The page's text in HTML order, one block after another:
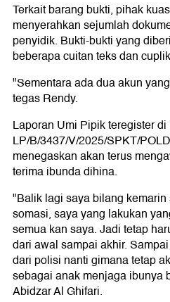
Terkait barang bukti, pihak
menyerahkan sejumlah
penyidik. Bukti-bukti yang
beberapa cuitan teks dan
"Sementara ada dua akun
tegas Rendy.
Laporan Umi Pipik teregister
LP/B/3437/V/2025/SPKT/
menegaskan akan terus
terima ibunda dihina.
"Balik lagi saya bilang
somasi, saya yang lakukan
semua kan saya. Jadi tetap
dari awal sampai akhir.
dari polisi nanti gimana tetap
sebagai anak menjaga ibunya
Abidzar Al Ghifari.